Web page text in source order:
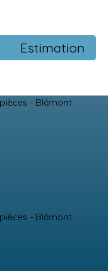
Estimation